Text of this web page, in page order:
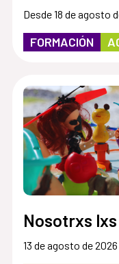
cultura
instituciones
Desde 18 de agosto
FORMACIÓN
Nosotrxs
13 de agosto de 2026